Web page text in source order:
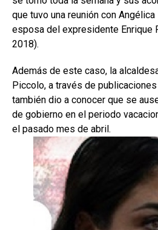
que tuvo una reunión con
esposa del expresidente Enrique
2018).
Además de este caso, la
Piccolo, a través de
también dio a conocer que se
de gobierno en el periodo
el pasado mes de abril.